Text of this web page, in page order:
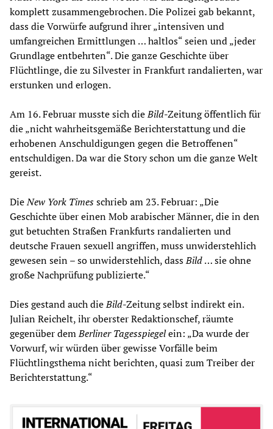
komplett zusammengebrochen. Die Polizei gab bekannt,
dass die Vorwürfe aufgrund ihrer „intensiven und
umfangreichen Ermittlungen … haltlos“ seien und „jeder
Grundlage entbehrten“. Die ganze Geschichte über
Flüchtlinge, die zu Silvester in Frankfurt randalierten, war
erstunken und erlogen.
Am 16. Februar musste sich dieBild-Zeitung öffentlich für
die „nicht wahrheitsgemäße Berichterstattung und die
erhobenen Anschuldigungen gegen die Betroffenen“
entschuldigen. Da war die Story schon um die ganze Welt
gereist.
DieNew York Timesschrieb am 23. Februar: „Die
Geschichte über einen Mob arabischer Männer, die in den
gut betuchten Straßen Frankfurts randalierten und
deutsche Frauen sexuell angriffen, muss unwiderstehlich
gewesen sein – so unwiderstehlich, dassBild… sie ohne
große Nachprüfung publizierte.“
Dies gestand auch dieBild-Zeitung selbst indirekt ein.
Julian Reichelt, ihr oberster Redaktionschef, räumte
gegenüber demBerliner Tagesspiegelein: „Da wurde der
Vorwurf, wir würden über gewisse Vorfälle beim
Flüchtlingsthema nicht berichten, quasi zum Treiber der
Berichterstattung.“